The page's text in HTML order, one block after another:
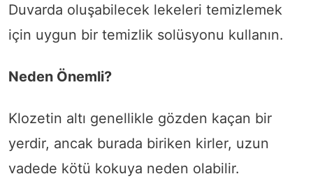
Duvarda oluşabilecek lekeleri temizlemek
için uygun bir temizlik solüsyonu kullanın.
Neden Önemli?
Klozetin altı genellikle gözden kaçan bir
yerdir, ancak burada biriken kirler, uzun
vadede kötü kokuya neden olabilir.